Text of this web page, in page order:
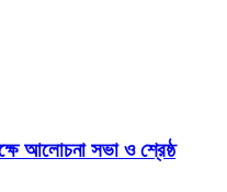
আলোচনা সভা ও শ্রেষ্ঠ